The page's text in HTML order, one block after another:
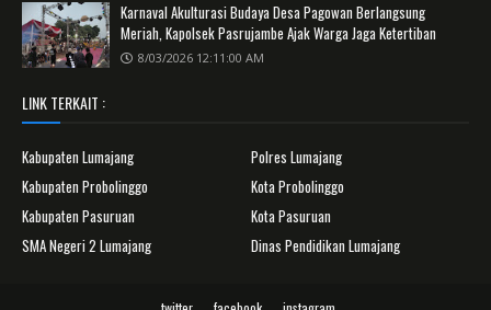
Karnaval Akulturasi Budaya Desa Pagowan Berlangsung
Meriah, Kapolsek Pasrujambe Ajak Warga Jaga Ketertiban
8/03/2026 12:11:00 AM
LINK TERKAIT :
Kabupaten Lumajang
Polres Lumajang
Kabupaten Probolinggo
Kota Probolinggo
Kabupaten Pasuruan
Kota Pasuruan
SMA Negeri 2 Lumajang
Dinas Pendidikan Lumajang